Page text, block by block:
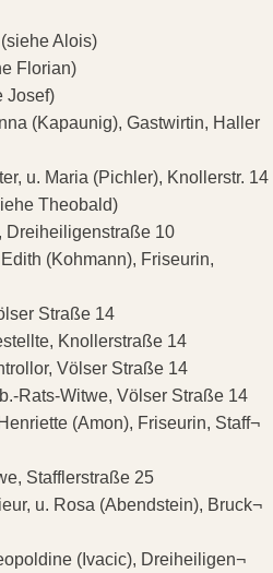
Alois)
Florian)
Josef)
(Kapaunig), Gastwirtin, Haller
u. Maria (Pichler), Knollerstr. 14
Theobald)
10
(Kohmann), Friseurin,
Straße 14
Knollerstraße 14
Völser Straße 14
Rats-Witwe, Völser Straße 14
(Amon), Friseurin, Staff¬
Stafflerstraße 25
u. Rosa (Abendstein), Bruck¬
(Ivacic), Dreiheiligen¬